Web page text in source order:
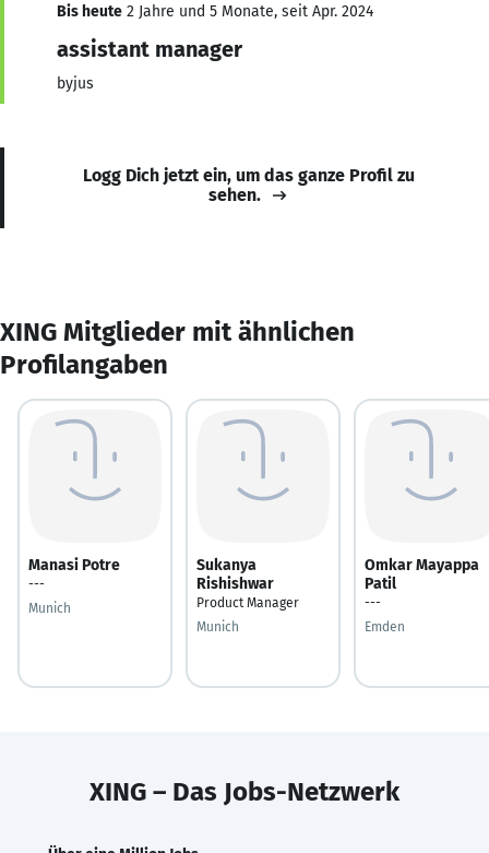
Bis heute 2 Jahre und 5 Monate, seit Apr. 2024
assistant manager
byjus
Logg Dich jetzt ein, um das ganze Profil zu
sehen.
XING Mitglieder mit ähnlichen
Profilangaben
Manasi Potre
---
Munich
Sukanya
Rishishwar
Product Manager
Munich
Omkar Mayappa
Patil
---
Emden
XING – Das Jobs-Netzwerk